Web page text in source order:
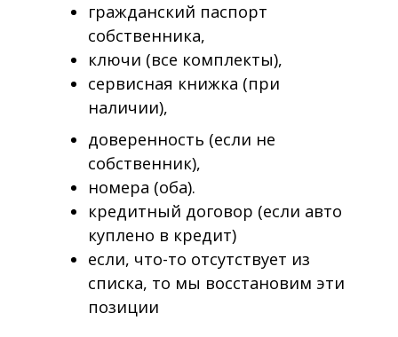
гражданский паспорт
собственника,
ключи (все комплекты),
сервисная книжка (при
наличии),
доверенность (если не
собственник),
номера (оба).
кредитный договор (если авто
куплено в кредит)
если, что-то отсутствует из
списка, то мы восстановим эти
позиции